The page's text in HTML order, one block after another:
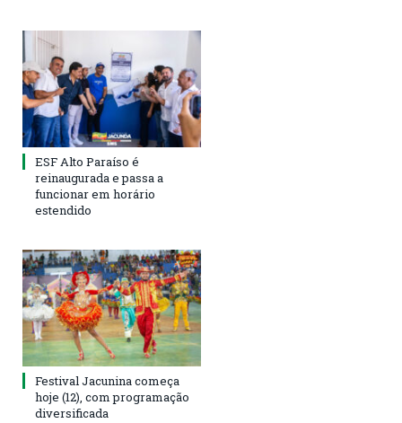
ESF Alto Paraíso é
reinaugurada e passa a
funcionar em horário
estendido
Festival Jacunina começa
hoje (12), com programação
diversificada